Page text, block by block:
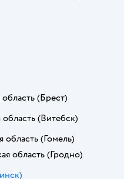
(Брест)
область (Витебск)
область (Гомель)
область (Гродно)